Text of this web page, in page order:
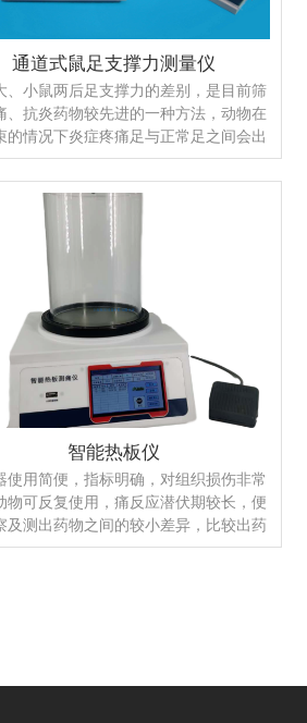
通道式鼠足支撑力测量仪
、小鼠两后足支撑力的差别，是目前筛
、抗炎药物较先进的一种方法，动物在
的情况下炎症疼痛足与正常足之间会出
体重的力量差别，差别越大说明炎症足
，使用有镇痛作用的药物可以减少其差
以此可来鉴定抗炎、镇痛药物的药效。
智能热板仪
使用简便，指标明确，对组织损伤非常
物可反复使用，痛反应潜伏期较长，便
及测出药物之间的较小差异，比较出药
作用的强弱、快慢及持续时间，同时可